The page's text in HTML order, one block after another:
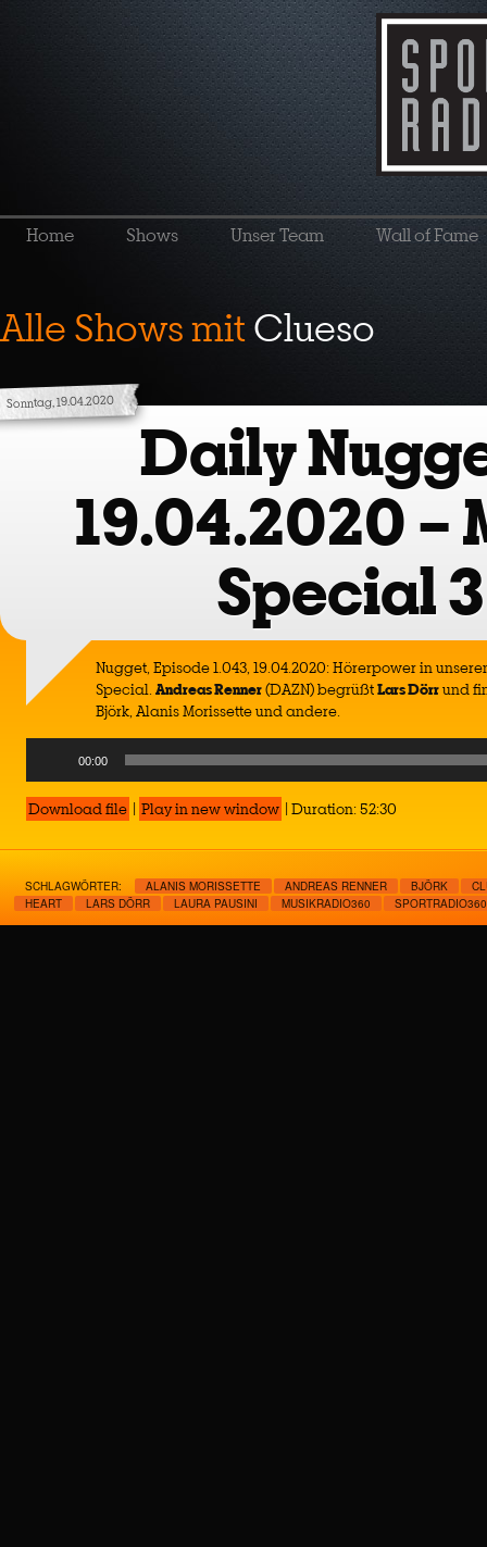
Home Shows Unser Team Wall of Fame
Alle Shows mitClueso
Sonntag, 19.04.2020
Daily
19.04.2020 –
Special 3
Nugget, Episode 1.043, 19.04.2020: Hörerpower in
Special.Andreas Renner(DAZN) begrüßtLars Dörrund
Björk, Alanis Morissette und andere.
00:00
Download file | Play in new window | Duration: 52:30
SCHLAGWÖRTER: ALANIS MORISSETTE ANDREAS RENNER BJÖRK
HEART
LARS DÖRR LAURA PAUSINI MUSIKRADIO360 SPORTRADIO360